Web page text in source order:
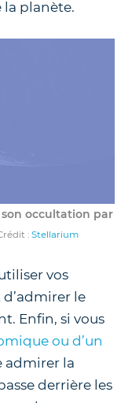
planète.
occultation par
: Stellarium
vos
le
Enfin, si vous
ou d’un
admirer la
derrière les